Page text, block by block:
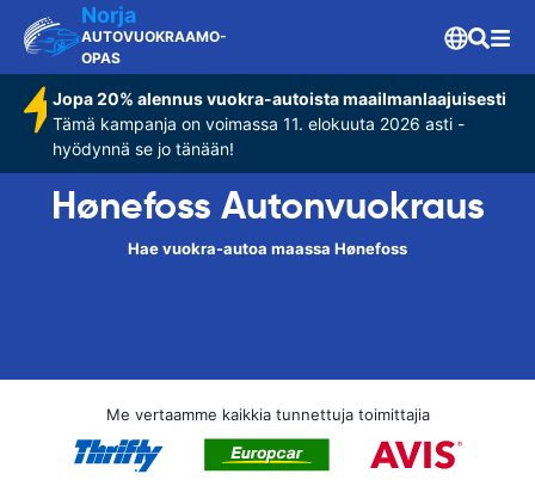
Norja
AUTOVUOKRAAMO-
OPAS
Jopa 20% alennus vuokra-autoista maailmanlaajuisesti
Tämä kampanja on voimassa 11. elokuuta 2026 asti -
hyödynnä se jo tänään!
Hønefoss Autonvuokraus
Hae vuokra-autoa maassa Hønefoss
Me vertaamme kaikkia tunnettuja toimittajia